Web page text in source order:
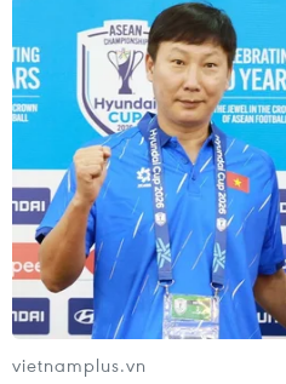
vietnamplus.vn